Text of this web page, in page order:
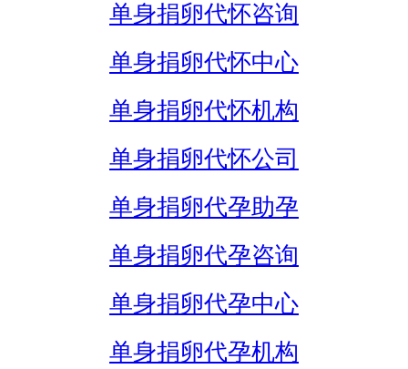
单身捐卵代怀咨询
单身捐卵代怀中心
单身捐卵代怀机构
单身捐卵代怀公司
单身捐卵代孕助孕
单身捐卵代孕咨询
单身捐卵代孕中心
单身捐卵代孕机构